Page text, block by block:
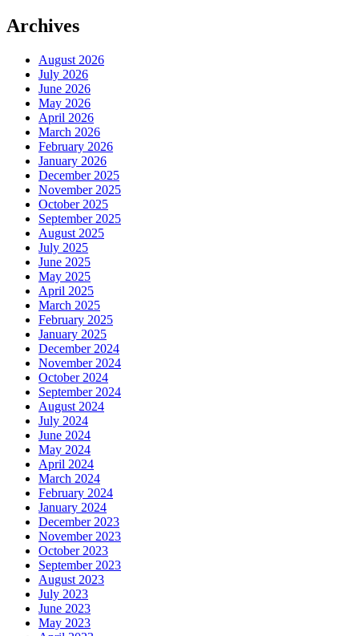
Archives
August 2026
July 2026
June 2026
May 2026
April 2026
March 2026
February 2026
January 2026
December 2025
November 2025
October 2025
September 2025
August 2025
July 2025
June 2025
May 2025
April 2025
March 2025
February 2025
January 2025
December 2024
November 2024
October 2024
September 2024
August 2024
July 2024
June 2024
May 2024
April 2024
March 2024
February 2024
January 2024
December 2023
November 2023
October 2023
September 2023
August 2023
July 2023
June 2023
May 2023